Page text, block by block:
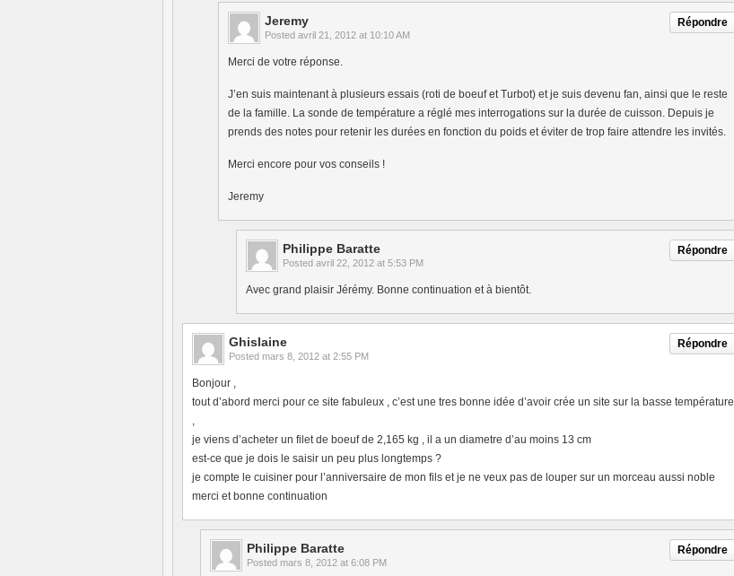
Répondre
Jeremy
Posted avril 21, 2012 at 10:10 AM
Merci de votre réponse.
J’en suis maintenant à plusieurs essais (roti de boeuf et Turbot) et je suis devenu fan, ainsi que le reste
de la famille. La sonde de température a réglé mes interrogations sur la durée de cuisson. Depuis je
prends des notes pour retenir les durées en fonction du poids et éviter de trop faire attendre les invités.
Merci encore pour vos conseils !
Jeremy
Répondre
Philippe Baratte
Posted avril 22, 2012 at 5:53 PM
Avec grand plaisir Jérémy. Bonne continuation et à bientôt.
Répondre
Ghislaine
Posted mars 8, 2012 at 2:55 PM
Bonjour ,
tout d’abord merci pour ce site fabuleux , c’est une tres bonne idée d’avoir crée un site sur la basse température
,
je viens d’acheter un filet de boeuf de 2,165 kg , il a un diametre d’au moins 13 cm
est-ce que je dois le saisir un peu plus longtemps ?
je compte le cuisiner pour l’anniversaire de mon fils et je ne veux pas de louper sur un morceau aussi noble
merci et bonne continuation
Répondre
Philippe Baratte
Posted mars 8, 2012 at 6:08 PM